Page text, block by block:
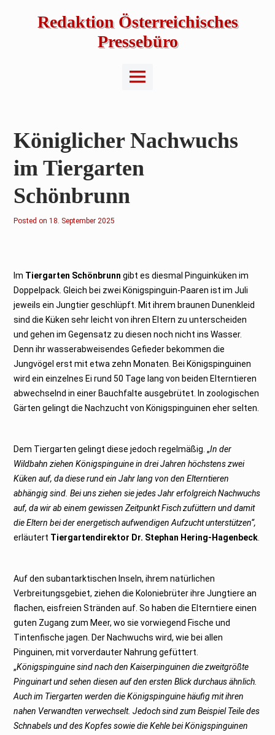
Redaktion Österreichisches
Pressebüro
Main
Menu
Königlicher Nachwuchs
im Tiergarten
Schönbrunn
Posted on1
e
m
b
r
2
0
2
5
18. September 2025
Im Tiergarten Schönbrunn gibt es diesmal Pinguinküken im
Doppelpack. Gleich bei zwei Königspinguin-Paaren ist im Juli
jeweils ein Jungtier geschlüpft. Mit ihrem braunen Dunenkleid
sind die Küken sehr leicht von ihren Eltern zu unterscheiden
und gehen im Gegensatz zu diesen noch nicht ins Wasser.
Denn ihr wasserabweisendes Gefieder bekommen die
Jungvögel erst mit etwa zehn Monaten. Bei Königspinguinen
wird ein einzelnes Ei rund 50 Tage lang von beiden Elterntieren
abwechselnd in einer Bauchfalte ausgebrütet. In zoologischen
Gärten gelingt die Nachzucht von Königspinguinen eher selten.
Dem Tiergarten gelingt diese jedoch regelmäßig. „In der
Wildbahn ziehen Königspinguine in drei Jahren höchstens zwei
Küken auf, da diese rund ein Jahr lang von den Elterntieren
abhängig sind. Bei uns ziehen sie jedes Jahr erfolgreich Nachwuchs
auf, da wir ab einem gewissen Zeitpunkt Fisch zufüttern und damit
die Eltern bei der energetisch aufwendigen Aufzucht unterstützen“,
erläutert Tiergartendirektor Dr. Stephan Hering-Hagenbeck
Auf den subantarktischen Inseln, ihrem natürlichen
Verbreitungsgebiet, ziehen die Koloniebrüter ihre Jungtiere an
flachen, eisfreien Stränden auf. So haben die Elterntiere einen
guten Zugang zum Meer, wo sie vorwiegend Fische und
Tintenfische jagen. Der Nachwuchs wird, wie bei allen
Pinguinen, mit vorverdauter Nahrung gefüttert.
„Königspinguine sind nach den Kaiserpinguinen die zweitgrößte
Pinguinart und sehen diesen auf den ersten Blick durchaus ähnlich.
Auch im Tiergarten werden die Königspinguine häufig mit ihren
nahen Verwandten verwechselt. Jedoch sind zum Beispiel Teile des
Schnabels und des Kopfes sowie die Kehle bei Königspinguinen